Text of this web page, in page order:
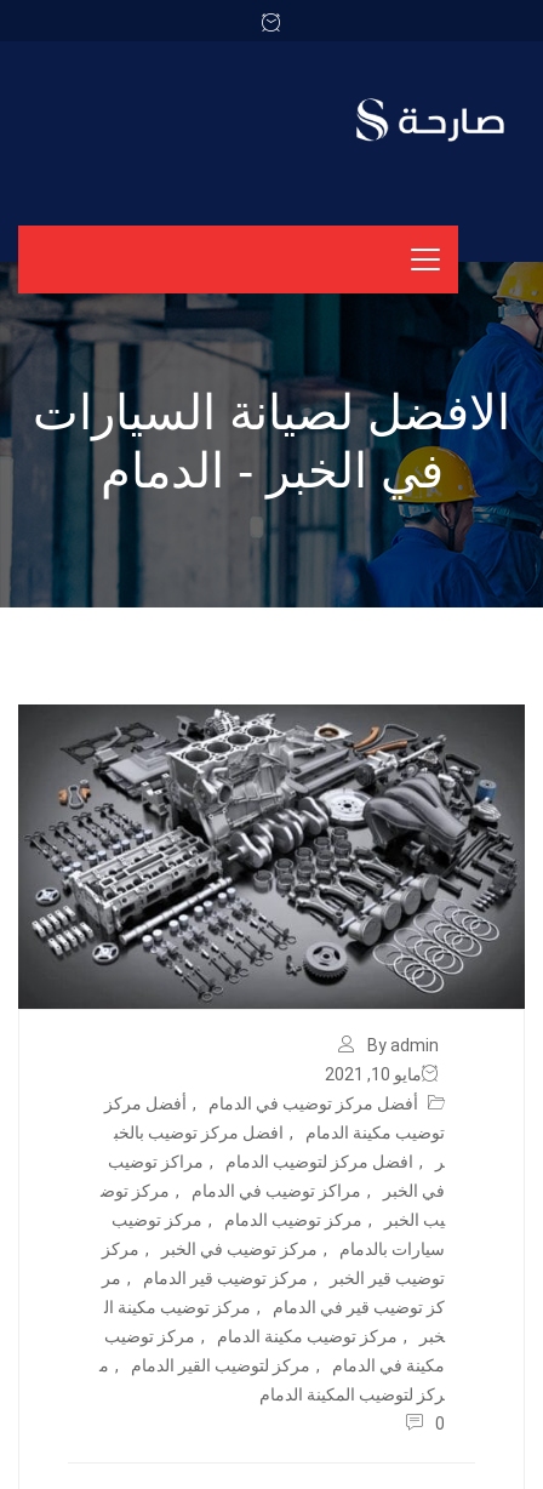
الافضل لصيانة السيارات
في الخبر - الدمام
By admin
مايو 10, 2021
أفضل مركز توضيب في الدمام
, أفضل مركز
توضيب مكينة الدمام
, افضل مركز توضيب بالخب
ر
, افضل مركز لتوضيب الدمام , مراكز توضيب
في الخبر
, مراكز توضيب في الدمام , مركز توض
يب الخبر
, مركز توضيب الدمام , مركز توضيب
سيارات بالدمام
, مركز توضيب في الخبر , مركز
توضيب قير الخبر
, مركز توضيب قير الدمام , مر
كز توضيب قير في الدمام
, مركز توضيب مكينة ال
خبر
, مركز توضيب مكينة الدمام , مركز توضيب
مكينة في الدمام
, مركز لتوضيب القير الدمام , م
ركز لتوضيب المكينة الدمام
0